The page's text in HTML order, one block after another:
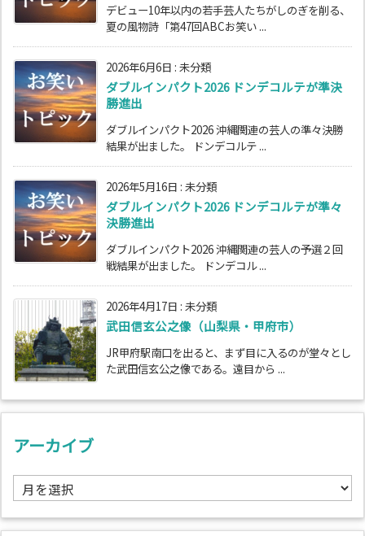
デビュー10年以内の若手芸人たちがしのぎを削る、
夏の風物詩「第47回ABCお笑い ...
2026年6月6日 : 未分類
ダブルインパクト2026 ドンデコルテが準決
勝進出
ダブルインパクト2026 沖縄関連の芸人の準々決勝
結果が出ました。 ドンデコルテ ...
2026年5月16日 : 未分類
ダブルインパクト2026 ドンデコルテが準々
決勝進出
ダブルインパクト2026 沖縄関連の芸人の予選２回
戦結果が出ました。 ドンデコル ...
2026年4月17日 : 未分類
武田信玄公之像（山梨県・甲府市）
JR甲府駅南口を出ると、まず目に入るのが堂々とし
た武田信玄公之像である。遠目から ...
アーカイブ
ア
ー
カ